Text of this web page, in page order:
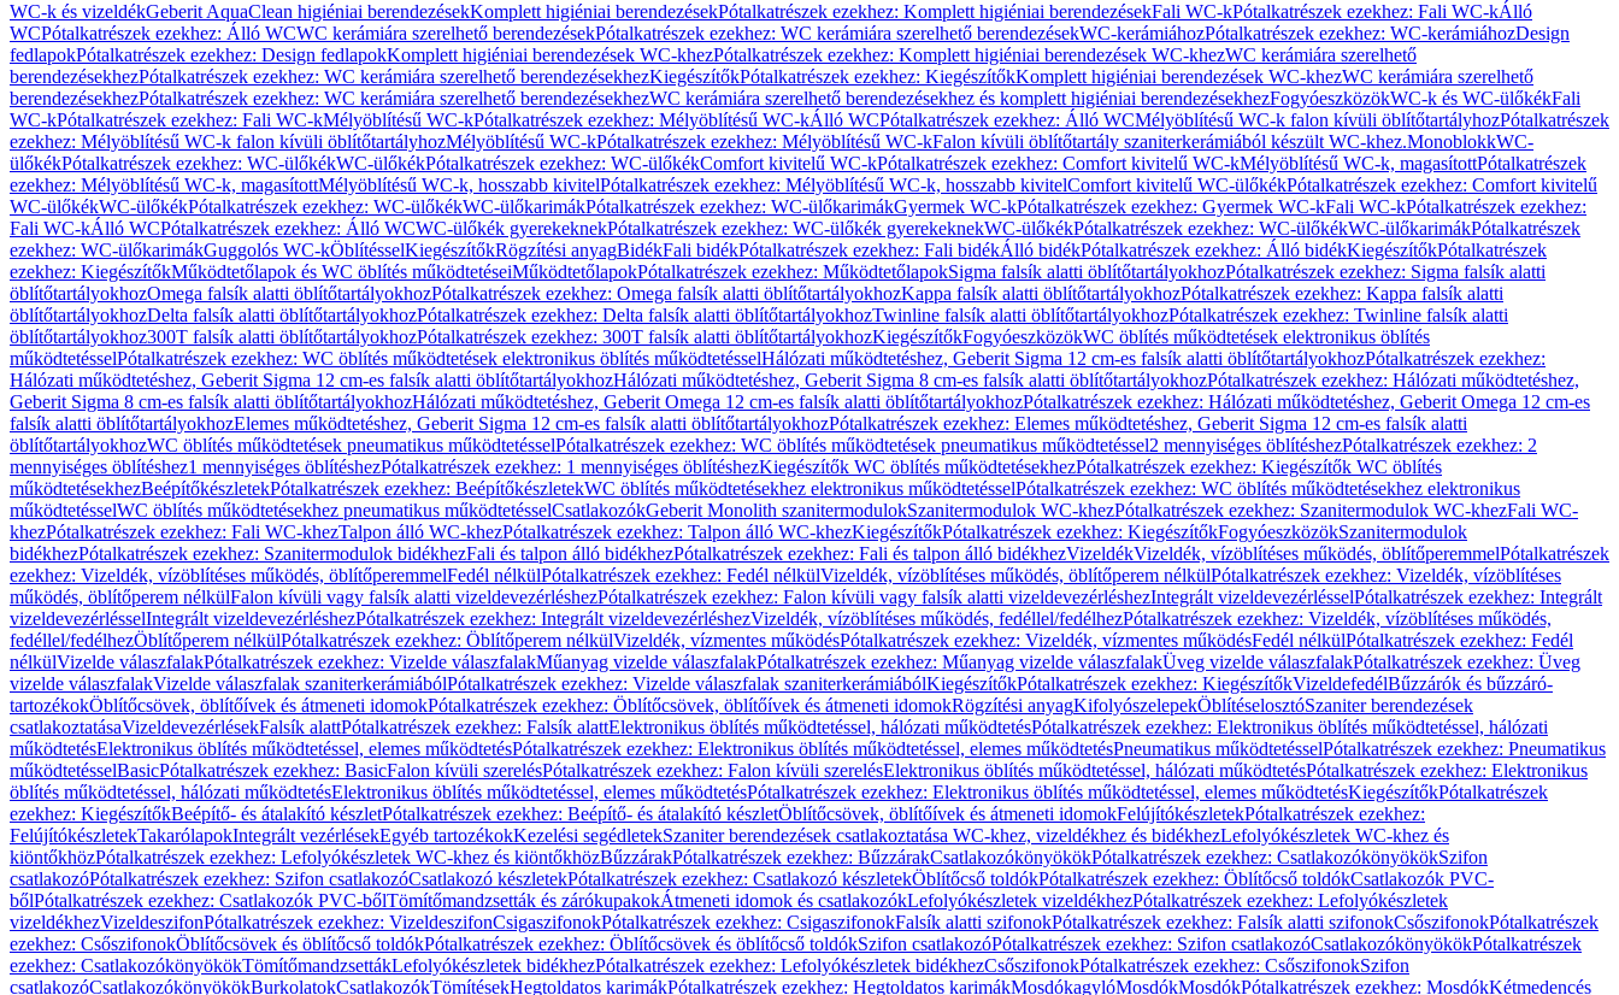
WC-k és vizeldékGeberit AquaClean higiéniai berendezésekKomplett higiéniai berendezésekPótalkatrészek ezekhez: Komplett higiéniai berendezésekFali WC-kPótalkatrészek ezekhez: Fali WC-kÁlló
WCPótalkatrészek ezekhez: Álló WCWC kerámiára szerelhető berendezésekPótalkatrészek ezekhez: WC kerámiára szerelhető berendezésekWC-kerámiáhozPótalkatrészek ezekhez: WC-kerámiáhozDesign
fedlapokPótalkatrészek ezekhez: Design fedlapokKomplett higiéniai berendezések WC-khezPótalkatrészek ezekhez: Komplett higiéniai berendezések WC-khezWC kerámiára szerelhető
berendezésekhezPótalkatrészek ezekhez: WC kerámiára szerelhető berendezésekhezKiegészítőkPótalkatrészek ezekhez: KiegészítőkKomplett higiéniai berendezések WC-khezWC kerámiára szerelhető
berendezésekhezPótalkatrészek ezekhez: WC kerámiára szerelhető berendezésekhezWC kerámiára szerelhető berendezésekhez és komplett higiéniai berendezésekhezFogyóeszközökWC-k és WC-ülőkékFali
WC-kPótalkatrészek ezekhez: Fali WC-kMélyöblítésű WC-kPótalkatrészek ezekhez: Mélyöblítésű WC-kÁlló WCPótalkatrészek ezekhez: Álló WCMélyöblítésű WC-k falon kívüli öblítőtartályhozPótalkatrészek
ezekhez: Mélyöblítésű WC-k falon kívüli öblítőtartályhozMélyöblítésű WC-kPótalkatrészek ezekhez: Mélyöblítésű WC-kFalon kívüli öblítőtartály szaniterkerámiából készült WC-khez.MonoblokkWC-
ülőkékPótalkatrészek ezekhez: WC-ülőkékWC-ülőkékPótalkatrészek ezekhez: WC-ülőkékComfort kivitelű WC-kPótalkatrészek ezekhez: Comfort kivitelű WC-kMélyöblítésű WC-k, magasítottPótalkatrészek
ezekhez: Mélyöblítésű WC-k, magasítottMélyöblítésű WC-k, hosszabb kivitelPótalkatrészek ezekhez: Mélyöblítésű WC-k, hosszabb kivitelComfort kivitelű WC-ülőkékPótalkatrészek ezekhez: Comfort kivitelű
WC-ülőkékWC-ülőkékPótalkatrészek ezekhez: WC-ülőkékWC-ülőkarimákPótalkatrészek ezekhez: WC-ülőkarimákGyermek WC-kPótalkatrészek ezekhez: Gyermek WC-kFali WC-kPótalkatrészek ezekhez:
Fali WC-kÁlló WCPótalkatrészek ezekhez: Álló WCWC-ülőkék gyerekeknekPótalkatrészek ezekhez: WC-ülőkék gyerekeknekWC-ülőkékPótalkatrészek ezekhez: WC-ülőkékWC-ülőkarimákPótalkatrészek
ezekhez: WC-ülőkarimákGuggolós WC-kÖblítésselKiegészítőkRögzítési anyagBidékFali bidékPótalkatrészek ezekhez: Fali bidékÁlló bidékPótalkatrészek ezekhez: Álló bidékKiegészítőkPótalkatrészek
ezekhez: KiegészítőkMűködtetőlapok és WC öblítés működtetéseiMűködtetőlapokPótalkatrészek ezekhez: MűködtetőlapokSigma falsík alatti öblítőtartályokhozPótalkatrészek ezekhez: Sigma falsík alatti
öblítőtartályokhozOmega falsík alatti öblítőtartályokhozPótalkatrészek ezekhez: Omega falsík alatti öblítőtartályokhozKappa falsík alatti öblítőtartályokhozPótalkatrészek ezekhez: Kappa falsík alatti
öblítőtartályokhozDelta falsík alatti öblítőtartályokhozPótalkatrészek ezekhez: Delta falsík alatti öblítőtartályokhozTwinline falsík alatti öblítőtartályokhozPótalkatrészek ezekhez: Twinline falsík alatti
öblítőtartályokhoz300T falsík alatti öblítőtartályokhozPótalkatrészek ezekhez: 300T falsík alatti öblítőtartályokhozKiegészítőkFogyóeszközökWC öblítés működtetések elektronikus öblítés
működtetésselPótalkatrészek ezekhez: WC öblítés működtetések elektronikus öblítés működtetésselHálózati működtetéshez, Geberit Sigma 12 cm-es falsík alatti öblítőtartályokhozPótalkatrészek ezekhez:
Hálózati működtetéshez, Geberit Sigma 12 cm-es falsík alatti öblítőtartályokhozHálózati működtetéshez, Geberit Sigma 8 cm-es falsík alatti öblítőtartályokhozPótalkatrészek ezekhez: Hálózati működtetéshez,
Geberit Sigma 8 cm-es falsík alatti öblítőtartályokhozHálózati működtetéshez, Geberit Omega 12 cm-es falsík alatti öblítőtartályokhozPótalkatrészek ezekhez: Hálózati működtetéshez, Geberit Omega 12 cm-es
falsík alatti öblítőtartályokhozElemes működtetéshez, Geberit Sigma 12 cm-es falsík alatti öblítőtartályokhozPótalkatrészek ezekhez: Elemes működtetéshez, Geberit Sigma 12 cm-es falsík alatti
öblítőtartályokhozWC öblítés működtetések pneumatikus működtetésselPótalkatrészek ezekhez: WC öblítés működtetések pneumatikus működtetéssel2 mennyiséges öblítéshezPótalkatrészek ezekhez: 2
mennyiséges öblítéshez1 mennyiséges öblítéshezPótalkatrészek ezekhez: 1 mennyiséges öblítéshezKiegészítők WC öblítés működtetésekhezPótalkatrészek ezekhez: Kiegészítők WC öblítés
működtetésekhezBeépítőkészletekPótalkatrészek ezekhez: BeépítőkészletekWC öblítés működtetésekhez elektronikus működtetésselPótalkatrészek ezekhez: WC öblítés működtetésekhez elektronikus
működtetésselWC öblítés működtetésekhez pneumatikus működtetésselCsatlakozókGeberit Monolith szanitermodulokSzanitermodulok WC-khezPótalkatrészek ezekhez: Szanitermodulok WC-khezFali WC-
khezPótalkatrészek ezekhez: Fali WC-khezTalpon álló WC-khezPótalkatrészek ezekhez: Talpon álló WC-khezKiegészítőkPótalkatrészek ezekhez: KiegészítőkFogyóeszközökSzanitermodulok
bidékhezPótalkatrészek ezekhez: Szanitermodulok bidékhezFali és talpon álló bidékhezPótalkatrészek ezekhez: Fali és talpon álló bidékhezVizeldékVizeldék, vízöblítéses működés, öblítőperemmelPótalkatrészek
ezekhez: Vizeldék, vízöblítéses működés, öblítőperemmelFedél nélkülPótalkatrészek ezekhez: Fedél nélkülVizeldék, vízöblítéses működés, öblítőperem nélkülPótalkatrészek ezekhez: Vizeldék, vízöblítéses
működés, öblítőperem nélkülFalon kívüli vagy falsík alatti vizeldevezérléshezPótalkatrészek ezekhez: Falon kívüli vagy falsík alatti vizeldevezérléshezIntegrált vizeldevezérlésselPótalkatrészek ezekhez: Integrált
vizeldevezérlésselIntegrált vizeldevezérléshezPótalkatrészek ezekhez: Integrált vizeldevezérléshezVizeldék, vízöblítéses működés, fedéllel/fedélhezPótalkatrészek ezekhez: Vizeldék, vízöblítéses működés,
fedéllel/fedélhezÖblítőperem nélkülPótalkatrészek ezekhez: Öblítőperem nélkülVizeldék, vízmentes működésPótalkatrészek ezekhez: Vizeldék, vízmentes működésFedél nélkülPótalkatrészek ezekhez: Fedél
nélkülVizelde válaszfalakPótalkatrészek ezekhez: Vizelde válaszfalakMűanyag vizelde válaszfalakPótalkatrészek ezekhez: Műanyag vizelde válaszfalakÜveg vizelde válaszfalakPótalkatrészek ezekhez: Üveg
vizelde válaszfalakVizelde válaszfalak szaniterkerámiábólPótalkatrészek ezekhez: Vizelde válaszfalak szaniterkerámiábólKiegészítőkPótalkatrészek ezekhez: KiegészítőkVizeldefedélBűzzárók és bűzzáró-
tartozékokÖblítőcsövek, öblítőívek és átmeneti idomokPótalkatrészek ezekhez: Öblítőcsövek, öblítőívek és átmeneti idomokRögzítési anyagKifolyószelepekÖblítéselosztóSzaniter berendezések
csatlakoztatásaVizeldevezérlésekFalsík alattPótalkatrészek ezekhez: Falsík alattElektronikus öblítés működtetéssel, hálózati működtetésPótalkatrészek ezekhez: Elektronikus öblítés működtetéssel, hálózati
működtetésElektronikus öblítés működtetéssel, elemes működtetésPótalkatrészek ezekhez: Elektronikus öblítés működtetéssel, elemes működtetésPneumatikus működtetésselPótalkatrészek ezekhez: Pneumatikus
működtetésselBasicPótalkatrészek ezekhez: BasicFalon kívüli szerelésPótalkatrészek ezekhez: Falon kívüli szerelésElektronikus öblítés működtetéssel, hálózati működtetésPótalkatrészek ezekhez: Elektronikus
öblítés működtetéssel, hálózati működtetésElektronikus öblítés működtetéssel, elemes működtetésPótalkatrészek ezekhez: Elektronikus öblítés működtetéssel, elemes működtetésKiegészítőkPótalkatrészek
ezekhez: KiegészítőkBeépítő- és átalakító készletPótalkatrészek ezekhez: Beépítő- és átalakító készletÖblítőcsövek, öblítőívek és átmeneti idomokFelújítókészletekPótalkatrészek ezekhez:
FelújítókészletekTakarólapokIntegrált vezérlésekEgyéb tartozékokKezelési segédletekSzaniter berendezések csatlakoztatása WC-khez, vizeldékhez és bidékhezLefolyókészletek WC-khez és
kiöntőkhözPótalkatrészek ezekhez: Lefolyókészletek WC-khez és kiöntőkhözBűzzárakPótalkatrészek ezekhez: BűzzárakCsatlakozókönyökökPótalkatrészek ezekhez: CsatlakozókönyökökSzifon
csatlakozóPótalkatrészek ezekhez: Szifon csatlakozóCsatlakozó készletekPótalkatrészek ezekhez: Csatlakozó készletekÖblítőcső toldókPótalkatrészek ezekhez: Öblítőcső toldókCsatlakozók PVC-
bőlPótalkatrészek ezekhez: Csatlakozók PVC-bőlTömítőmandzsetták és zárókupakokÁtmeneti idomok és csatlakozókLefolyókészletek vizeldékhezPótalkatrészek ezekhez: Lefolyókészletek
vizeldékhezVizeldeszifonPótalkatrészek ezekhez: VizeldeszifonCsigaszifonokPótalkatrészek ezekhez: CsigaszifonokFalsík alatti szifonokPótalkatrészek ezekhez: Falsík alatti szifonokCsőszifonokPótalkatrészek
ezekhez: CsőszifonokÖblítőcsövek és öblítőcső toldókPótalkatrészek ezekhez: Öblítőcsövek és öblítőcső toldókSzifon csatlakozóPótalkatrészek ezekhez: Szifon csatlakozóCsatlakozókönyökökPótalkatrészek
ezekhez: CsatlakozókönyökökTömítőmandzsettákLefolyókészletek bidékhezPótalkatrészek ezekhez: Lefolyókészletek bidékhezCsőszifonokPótalkatrészek ezekhez: CsőszifonokSzifon
csatlakozóCsatlakozókönyökökBurkolatokCsatlakozókTömítésekHegtoldatos karimákPótalkatrészek ezekhez: Hegtoldatos karimákMosdókagylóMosdókMosdókPótalkatrészek ezekhez: MosdókKétmedencés